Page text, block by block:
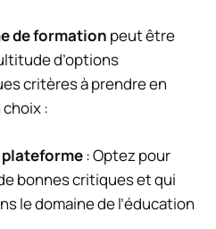
de formation peut être
d’options
critères à prendre en
:
: Optez pour
bonnes critiques et qui
le domaine de l’éducation